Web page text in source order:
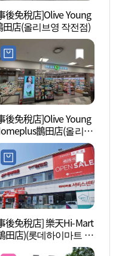
後免稅店]Olive Young
田店(올리브영 작전점)
後免稅店]Olive Young
鵲田店(올리브
홈플러스작전점)
後免稅店] 樂天Hi-Mart
田店)(롯데하이마트 작